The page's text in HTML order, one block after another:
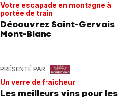
Votre escapade en montagne à
portée de train
Découvrez Saint-Gervais
Mont-Blanc
PRÉSENTÉ PAR
Un verre de fraîcheur
Les meilleurs vins pour les